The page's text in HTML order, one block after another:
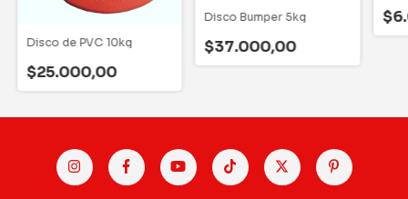
Disco de PVC 10kg
$25.000,00
Disco Bumper 5kg
$37.000,00